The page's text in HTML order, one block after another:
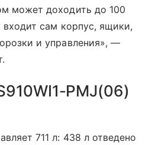
может доходить до 100
входит сам корпус, ящики,
и управления», —
PMJ(06)
711 л: 438 л отведено